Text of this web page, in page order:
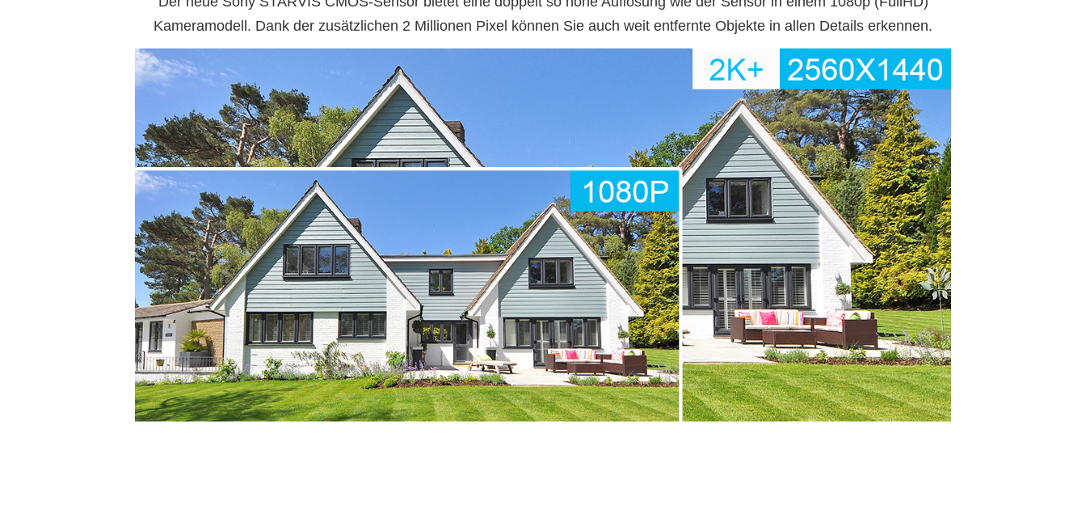
Kameramodell. Dank der zusätzlichen 2 Millionen Pixel können Sie auch weit entfernte Objekte in allen Details erkennen.